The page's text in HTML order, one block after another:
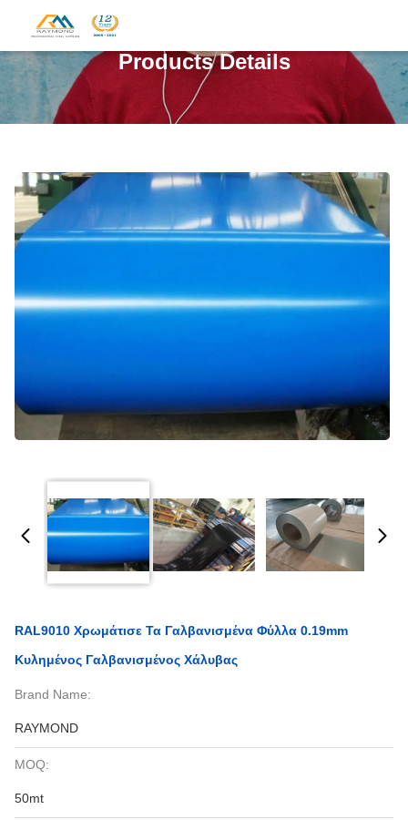
Products Details
RAL9010 Χρωμάτισε Τα Γαλβανισμένα Φύλλα 0.19mm
Κυλημένος Γαλβανισμένος Χάλυβας
Brand Name:
RAYMOND
MOQ:
50mt